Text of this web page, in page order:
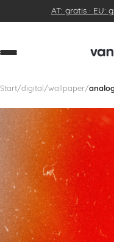
AT: gratis · EU:
Start/digital /wallpaper/